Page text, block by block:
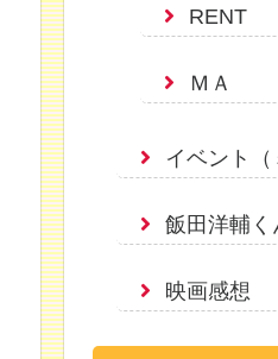
RENT
ＭＡ
イベント（
飯田洋輔く
映画感想